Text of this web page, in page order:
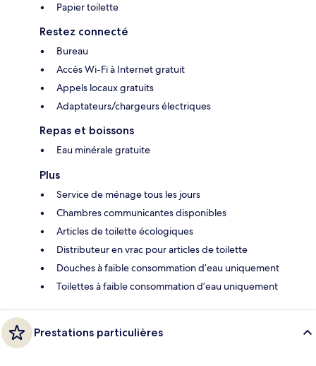
Papier toilette
Restez connecté
Bureau
Accès Wi-Fi à Internet gratuit
Appels locaux gratuits
Adaptateurs/chargeurs électriques
Repas et boissons
Eau minérale gratuite
Plus
Service de ménage tous les jours
Chambres communicantes disponibles
Articles de toilette écologiques
Distributeur en vrac pour articles de toilette
Douches à faible consommation d’eau uniquement
Toilettes à faible consommation d’eau uniquement
Prestations particulières